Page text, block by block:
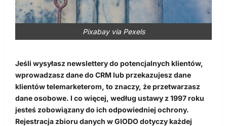
Pixabay via Pexels
Jeśli wysyłasz newslettery do potencjalnych klientów,
wprowadzasz dane do CRM lub przekazujesz dane
klientów telemarketerom, to znaczy, że przetwarzasz
dane osobowe. I co więcej, według ustawy z 1997 roku
jesteś zobowiązany do ich odpowiedniej ochrony.
Rejestracja zbioru danych w GIODO dotyczy każdej